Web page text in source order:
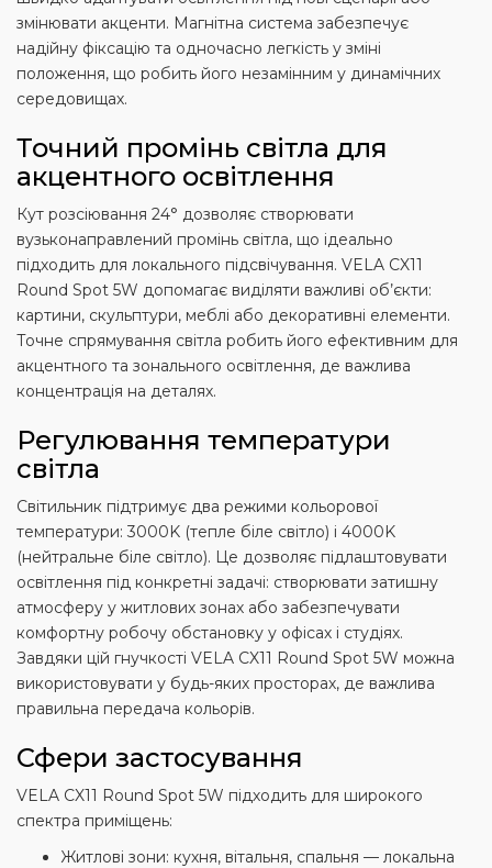
змінювати акценти. Магнітна система забезпечує
надійну фіксацію та одночасно легкість у зміні
положення, що робить його незамінним у динамічних
середовищах.
Точний промінь світла для
акцентного освітлення
Кут розсіювання 24° дозволяє створювати
вузьконаправлений промінь світла, що ідеально
підходить для локального підсвічування. VELA CX11
Round Spot 5W допомагає виділяти важливі об’єкти:
картини, скульптури, меблі або декоративні елементи.
Точне спрямування світла робить його ефективним для
акцентного та зонального освітлення, де важлива
концентрація на деталях.
Регулювання температури
світла
Світильник підтримує два режими кольорової
температури: 3000K (тепле біле світло) і 4000K
(нейтральне біле світло). Це дозволяє підлаштовувати
освітлення під конкретні задачі: створювати затишну
атмосферу у житлових зонах або забезпечувати
комфортну робочу обстановку у офісах і студіях.
Завдяки цій гнучкості VELA CX11 Round Spot 5W можна
використовувати у будь-яких просторах, де важлива
правильна передача кольорів.
Сфери застосування
VELA CX11 Round Spot 5W підходить для широкого
спектра приміщень:
Житлові зони: кухня, вітальня, спальня — локальна